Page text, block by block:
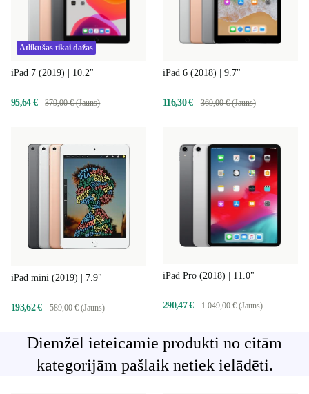
Atlikušas tikai dažas
iPad 7 (2019) | 10.2"
95,64 € 379,00 € (Jauns)
iPad 6 (2018) | 9.7"
116,30 € 369,00 € (Jauns)
iPad mini (2019) | 7.9"
193,62 € 589,00 € (Jauns)
iPad Pro (2018) | 11.0"
290,47 € 1 049,00 € (Jauns)
Diemžēl ieteicamie produkti no citām
kategorijām pašlaik netiek ielādēti.